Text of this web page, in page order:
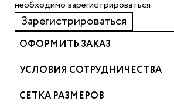
необходимо зарегистрироваться
Зарегистрироваться
ОФОРМИТЬ ЗАКАЗ
УСЛОВИЯ СОТРУДНИЧЕСТВА
СЕТКА РАЗМЕРОВ